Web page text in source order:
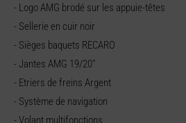
- Logo AMG brodé sur les appuie-têtes
- Sellerie en cuir noir
- Sièges baquets RECARO
- Jantes AMG 19/20'’
- Etriers de freins Argent
- Système de navigation
- Volant multifonctions